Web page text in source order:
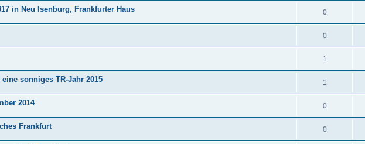
in Neu Isenburg, Frankfurter Haus 0
0
1
sonniges TR-Jahr 2015 1
2014 0
Frankfurt 0